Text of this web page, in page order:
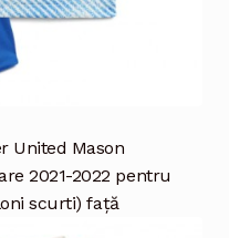
United Mason
2021-2022 pentru
scurti) față